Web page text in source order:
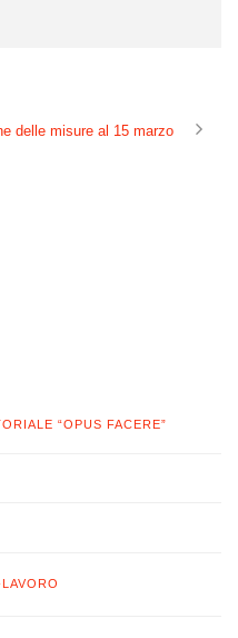
delle misure al 15 marzo
“OPUS FACERE”